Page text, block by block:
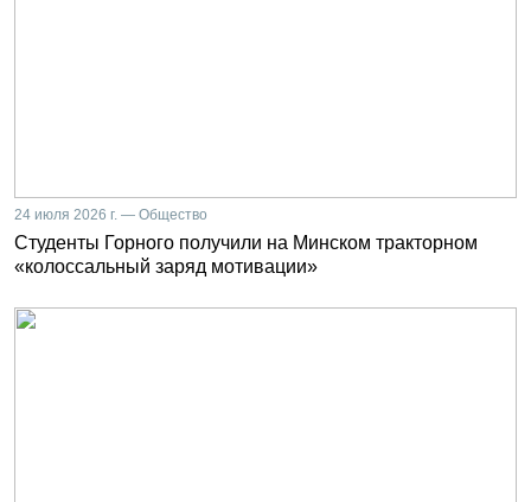
24 июля 2026 г. — Общество
Студенты Горного получили на Минском тракторном
«колоссальный заряд мотивации»